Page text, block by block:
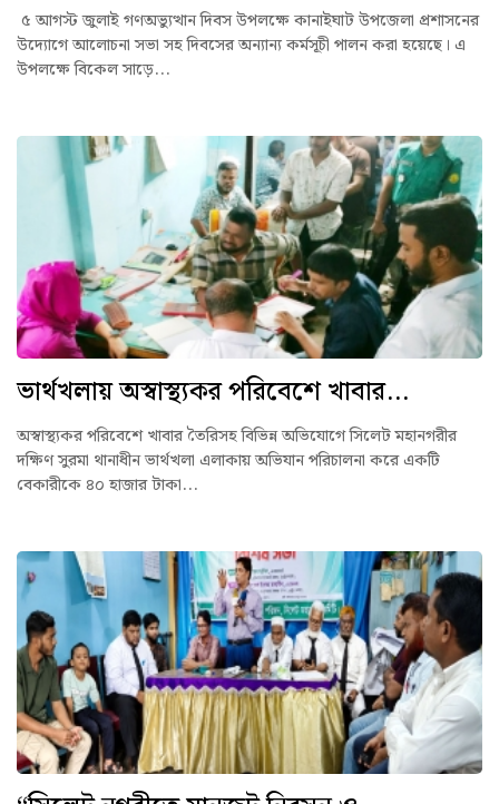
৫ আগস্ট জুলাই গণঅভ্যুত্থান দিবস উপলক্ষে কানাইঘাট উপজেলা প্রশাসনের
উদ্যোগে আলোচনা সভা সহ দিবসের অন্যান্য কর্মসূচী পালন করা হয়েছে। এ
উপলক্ষে বিকেল সাড়ে...
ভার্থখলায় অস্বাস্থ্যকর পরিবেশে খাবার...
অস্বাস্থ্যকর পরিবেশে খাবার তৈরিসহ বিভিন্ন অভিযোগে সিলেট মহানগরীর
দক্ষিণ সুরমা থানাধীন ভার্থখলা এলাকায় অভিযান পরিচালনা করে একটি
বেকারীকে ৪০ হাজার টাকা...